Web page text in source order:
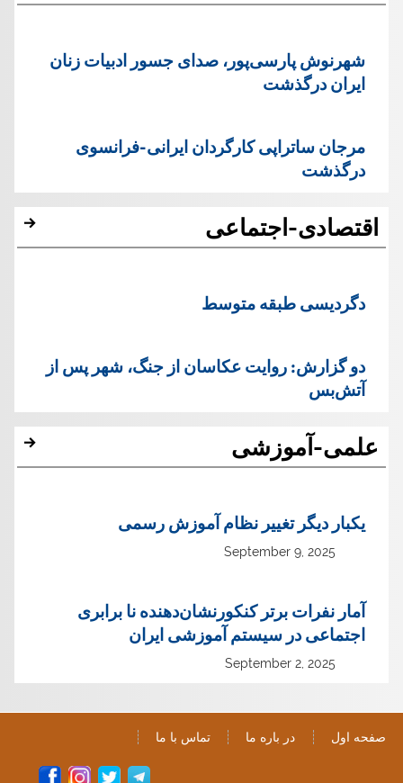
شهرنوش پارسی‌پور، صدای جسور ادبیات زنان
ایران درگذشت
مرجان ساتراپی کارگردان ایرانی-فرانسوی
درگذشت
اقتصادی-اجتماعی
دگردیسی طبقه متوسط
دو گزارش: روایت عکاسان از جنگ، شهر پس از
آتش‌بس
علمی-آموزشی
یک‏بار دیگر تغییر نظام آموزش رسمی
September 9, 2025
آمار نفرات برتر کنکورنشان‌دهنده نا برابری
اجتماعی در سیستم آموزشی ایران
September 2, 2025
صفحه اول در باره ما تماس با ما